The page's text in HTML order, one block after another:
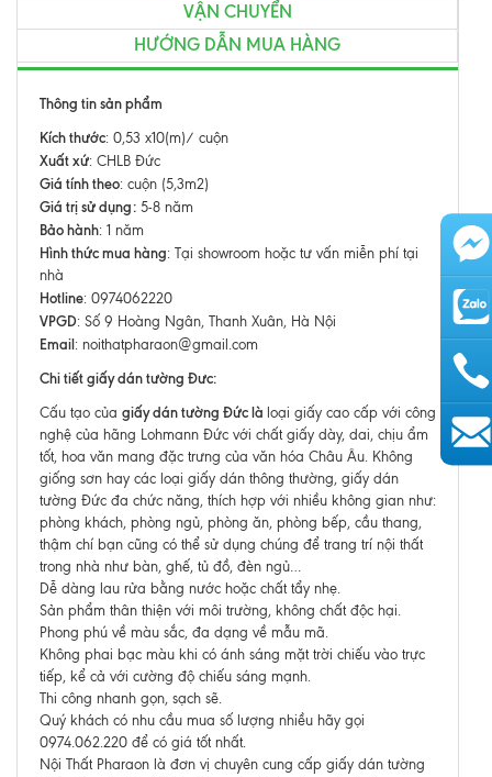
VẬN CHUYỂN
HƯỚNG DẪN MUA HÀNG
Thông tin sản phẩm
Kích thước: 0,53 x10(m)/ cuộn
Xuất xứ: CHLB Đức
Giá tính theo: cuộn (5,3m2)
Giá trị sử dụng: 5-8 năm
Bảo hành: 1 năm
Hình thức mua hàng: Tại showroom hoặc tư vấn miễn phí tại
nhà
Hotline: 0974062220
VPGD: Số 9 Hoàng Ngân, Thanh Xuân, Hà Nội
Email: noithatpharaon@gmail.com
Chi tiết giấy dán tường Đưc:
Cấu tạo của giấy dán tường Đức là loại giấy cao cấp với công
nghệ của hãng Lohmann Đức với chất giấy dày, dai, chịu ẩm
tốt, hoa văn mang đặc trưng của văn hóa Châu Âu. Không
giống sơn hay các loại giấy dán thông thường, giấy dán
tường Đức đa chức năng, thích hợp với nhiều không gian như:
phòng khách, phòng ngủ, phòng ăn, phòng bếp, cầu thang,
thậm chí bạn cũng có thể sử dụng chúng để trang trí nội thất
trong nhà như bàn, ghế, tủ đồ, đèn ngủ…
Dễ dàng lau rửa bằng nước hoặc chất tẩy nhẹ.
Sản phẩm thân thiện với môi trường, không chất độc hại.
Phong phú về màu sắc, đa dạng về mẫu mã.
Không phai bạc màu khi có ánh sáng mặt trời chiếu vào trực
tiếp, kể cả với cường độ chiếu sáng mạnh.
Thi công nhanh gọn, sạch sẽ.
Quý khách có nhu cầu mua số lượng nhiều hãy gọi
0974.062.220 để có giá tốt nhất.
Nội Thất Pharaon là đơn vị chuyên cung cấp giấy dán tường